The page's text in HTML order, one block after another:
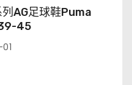
AG足球鞋Puma
45